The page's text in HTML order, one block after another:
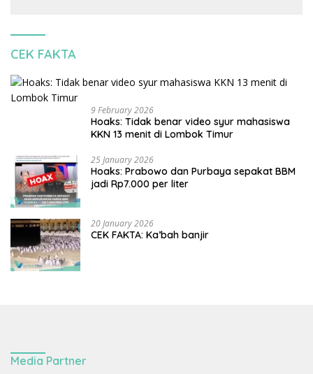
CEK FAKTA
9 February 2026
Hoaks: Tidak benar video syur mahasiswa
KKN 13 menit di Lombok Timur
25 January 2026
Hoaks: Prabowo dan Purbaya sepakat BBM
jadi Rp7.000 per liter
20 January 2026
CEK FAKTA: Ka’bah banjir
Media Partner